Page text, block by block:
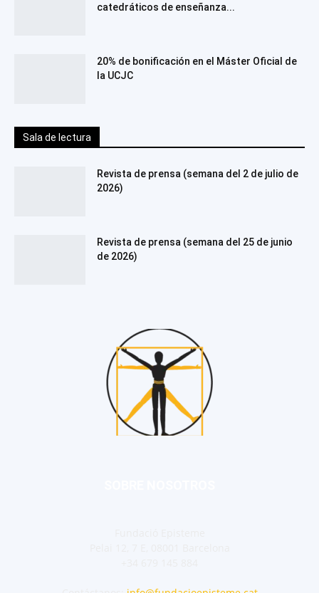
catedráticos de enseñanza...
20% de bonificación en el Máster Oficial de
la UCJC
Sala de lectura
Revista de prensa (semana del 2 de julio de
2026)
Revista de prensa (semana del 25 de junio
de 2026)